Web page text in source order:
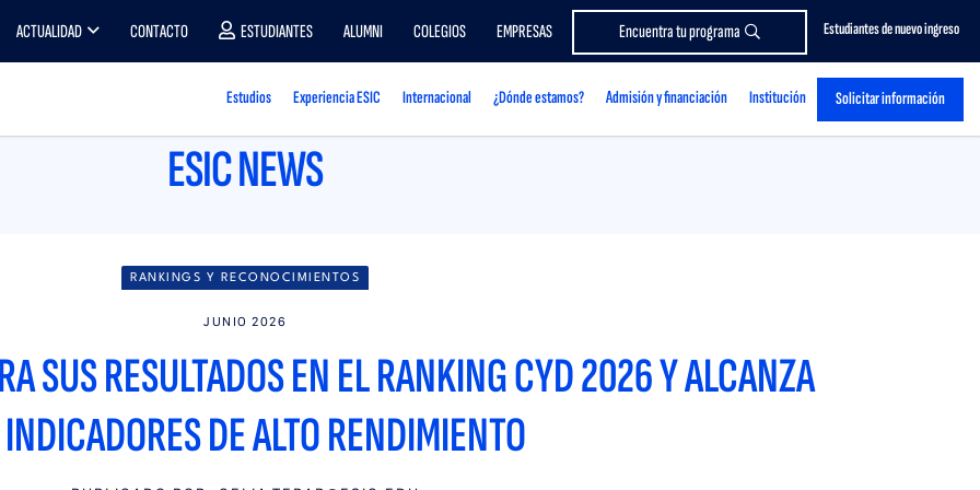
Estudiantes de nuevo ingreso
ACTUALIDAD CONTACTO ESTUDIANTES ALUMNI COLEGIOS EMPRESAS Encuentra tu programa
Estudios Experiencia ESIC Internacional ¿Dónde estamos? Admisión y financiación Institución Solicitar información
ESIC NEWS
RANKINGS Y RECONOCIMIENTOS
JUNIO 2026
SUS RESULTADOS EN EL RANKING CYD 2026 Y ALCANZA
DE ALTO RENDIMIENTO